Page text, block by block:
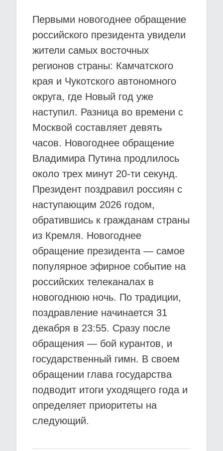
Первыми новогоднее обращение
российского президента увидели
жители самых восточных
регионов страны: Камчатского
края и Чукотского автономного
округа, где Новый год уже
наступил. Разница во времени с
Москвой составляет девять
часов. Новогоднее обращение
Владимира Путина продлилось
около трех минут 20-ти секунд.
Президент поздравил россиян с
наступающим 2026 годом,
обратившись к гражданам страны
из Кремля. Новогоднее
обращение президента — самое
популярное эфирное событие на
российских телеканалах в
новогоднюю ночь. По традиции,
поздравление начинается 31
декабря в 23:55. Сразу после
обращения — бой курантов, и
государственный гимн. В своем
обращении глава государства
подводит итоги уходящего года и
определяет приоритеты на
следующий.